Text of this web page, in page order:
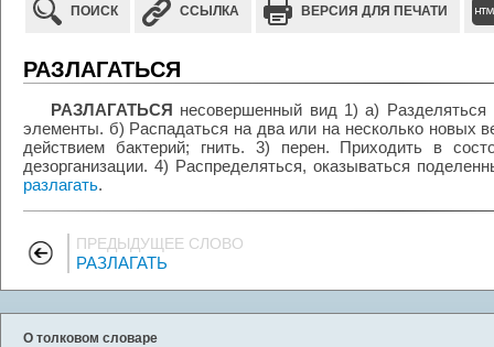
ПОИСК ССЫЛКА ВЕРСИЯ ДЛЯ ПЕЧАТИ
РАЗЛАГАТЬСЯ
РАЗЛАГАТЬСЯ несовершенный вид 1) а) Разделяться
элементы. б) Распадаться на два или на несколько новых
действием бактерий; гнить. 3) перен. Приходить в
дезорганизации. 4) Распределяться, оказываться
разлагать.
ПРЕДЫДУЩЕЕ СЛОВО
РАЗЛАГАТЬ
О толковом словаре